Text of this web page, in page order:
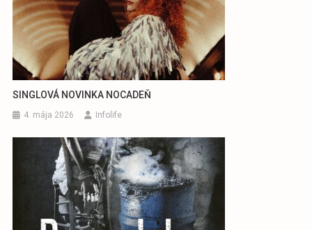
SINGLOVÁ NOVINKA NOCADEŇ
4. mája 2026 Infolife